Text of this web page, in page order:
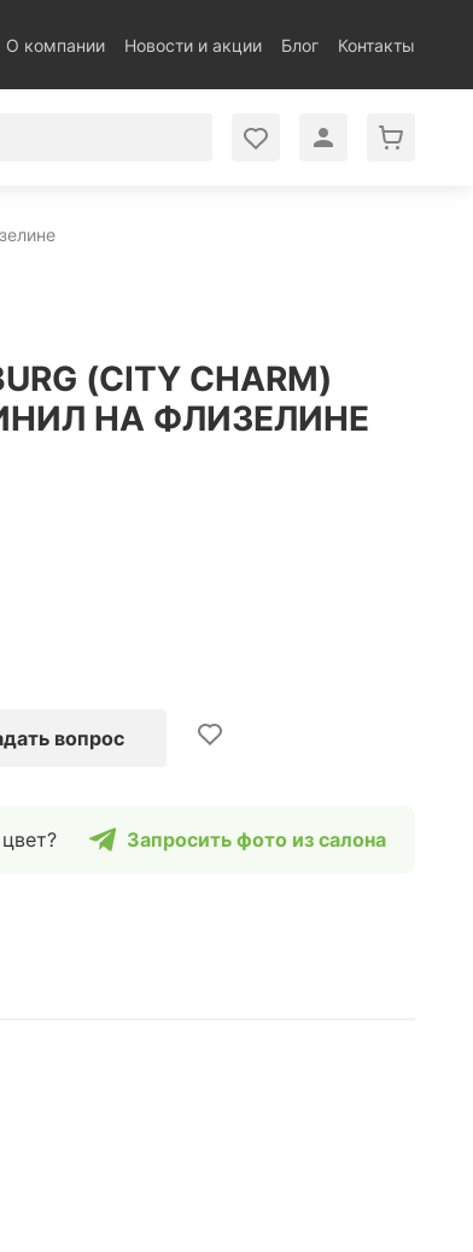
О компании Новости и акции Блог Контакты
(CITY CHARM)
НА ФЛИЗЕЛИНЕ
вопрос
Запросить фото из салона